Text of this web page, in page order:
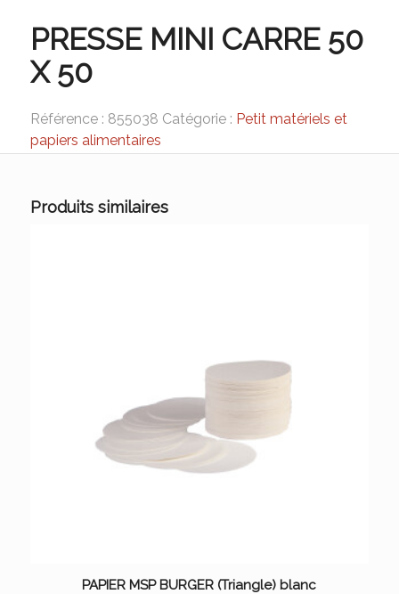
PRESSE MINI CARRE 50
X 50
Référence : 855038 Catégorie : Petit matériels et
papiers alimentaires
Produits similaires
PAPIER MSP BURGER (Triangle) blanc